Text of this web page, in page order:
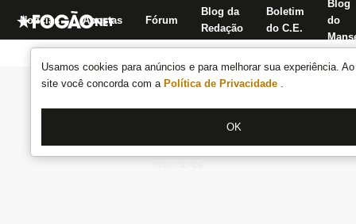
Usamos cookies para anúncios e para melhorar sua experiência.
site você concorda com a Política de Privacidade .
OK
Notícias Apostas Fórum
Blog da
Redação
Boletim
do C.E.
Blog
do